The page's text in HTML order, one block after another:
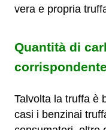
vera e propria
Quantità di
corrispondente
Talvolta la truffa è
casi i benzinai